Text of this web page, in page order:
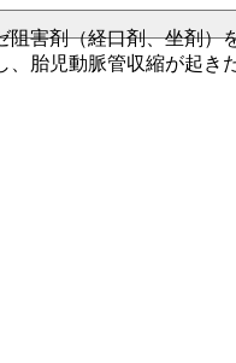
害剤（経口剤、坐剤）
、胎児動脈管収縮が起き